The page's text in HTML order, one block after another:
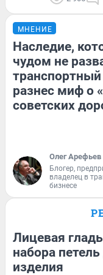
МНЕНИЕ
Наследие,
чудом не
транспортный
разнес миф о
советских
Олег Арефьев
Блогер,
владелец в
бизнесе
Лицевая
набора
изделия